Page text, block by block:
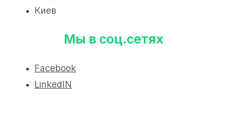
Киев
Мы в соц.сетях
Facebook
LinkedIN